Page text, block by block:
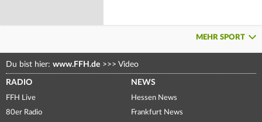
MEHR SPORT
Du bist hier: www.FFH.de >>> Video
RADIO
FFH Live
80er Radio
NEWS
Hessen News
Frankfurt News